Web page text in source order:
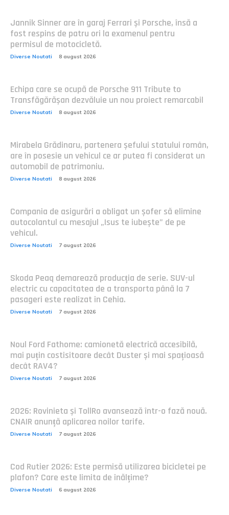
Jannik Sinner are în garaj Ferrari și Porsche, însă a
fost respins de patru ori la examenul pentru
permisul de motocicletă.
Diverse Noutati 8 august 2026
Echipa care se ocupă de Porsche 911 Tribute to
Transfăgărășan dezvăluie un nou proiect remarcabil
Diverse Noutati 8 august 2026
Mirabela Grădinaru, partenera șefului statului român,
are în posesie un vehicul ce ar putea fi considerat un
automobil de patrimoniu.
Diverse Noutati 8 august 2026
Compania de asigurări a obligat un șofer să elimine
autocolantul cu mesajul „Isus te iubește” de pe
vehicul.
Diverse Noutati 7 august 2026
Skoda Peaq demarează producția de serie. SUV-ul
electric cu capacitatea de a transporta până la 7
pasageri este realizat în Cehia.
Diverse Noutati 7 august 2026
Noul Ford Fathome: camionetă electrică accesibilă,
mai puțin costisitoare decât Duster și mai spațioasă
decât RAV4?
Diverse Noutati 7 august 2026
2026: Rovinieta și TollRo avansează într-o fază nouă.
CNAIR anunță aplicarea noilor tarife.
Diverse Noutati 7 august 2026
Cod Rutier 2026: Este permisă utilizarea bicicletei pe
plafon? Care este limita de înălțime?
Diverse Noutati 6 august 2026